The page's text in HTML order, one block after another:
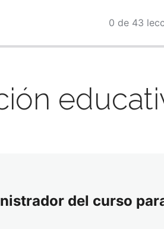
0 de 43
del curso